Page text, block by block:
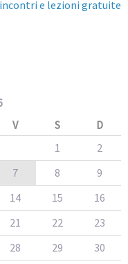
incontri e lezioni gratuite
V S
D
1
2
7 8
9
14 15
16
21 22
23
28 29
30